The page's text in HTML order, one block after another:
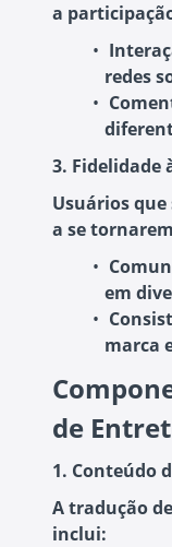
a
redes
3. Fidelidade
Usuários
a se
em
marca
de
1. Conteúdo
A tradução
inclui: